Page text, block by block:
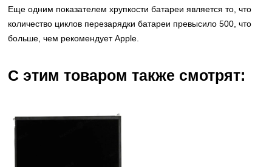
Еще одним показателем хрупкости батареи является то, что
количество циклов перезарядки батареи превысило 500, что
больше, чем рекомендует Apple.
С этим товаром также смотрят: